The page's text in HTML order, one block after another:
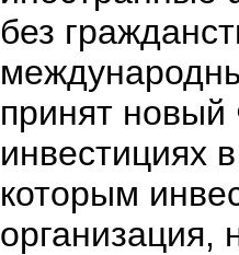
без
принят
инвестициях
которым